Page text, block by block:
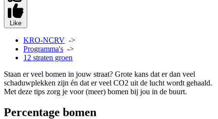
Like
KRO-NCRV ->
Programma's ->
12 straten groen
Staan er veel bomen in jouw straat? Grote kans dat er dan veel
schaduwplekken zijn én dat er veel CO2 uit de lucht wordt gehaald.
Met deze tips zorg je voor (meer) bomen bij jou in de buurt.
Percentage bomen